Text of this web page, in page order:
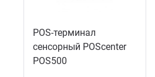
POS-терминал
сенсорный POScenter
POS500